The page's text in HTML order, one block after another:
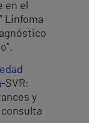
en el
Linfoma
-SVR:
y